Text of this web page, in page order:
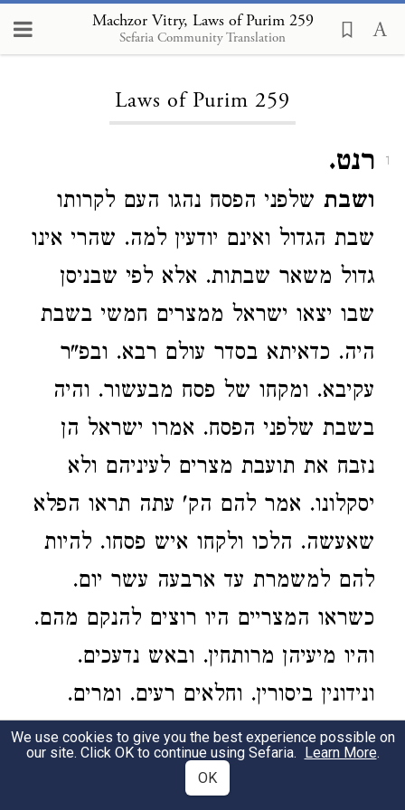
Machzor Vitry, Laws of Purim 259
Sefaria Community Translation
Loading...
Laws of Purim 259
1 רנט.
ושבת שלפני הפסח נהגו העם לקרותו
שבת הגדול ואינם יודעין למה. שהרי אינו
גדול משאר שבתות. אלא לפי שבניסן
שבו יצאו ישראל ממצרים חמשי בשבת
היה. כדאיתא בסדר עולם רבא. ובפ"ר
עקיבא. ומקחו של פסח מבעשור. והיה
בשבת שלפני הפסח. אמרו ישראל הן
נזבח את תועבת מצרים לעיניהם ולא
יסקלונו. אמר להם הק' עתה תראו הפלא
שאעשה. הלכו ולקחו איש פסחו. להיות
להם למשמרת עד ארבעה עשר יום.
כשראו המצריים היו רוצים להנקם מהם.
והיו מיעיהן מרותחין. ובאש נדעכים.
ונידונין ביסורין. וחלאים רעים. ומרים.
ולא הזיקו לישראל מאומה. ועל ידי
שנעשו ניסים לישראל באותו שבת
We use cookies to give you the best experience possible on
our site. Click OK to continue using Sefaria. Learn More.
OK